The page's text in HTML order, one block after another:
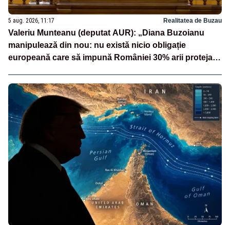
5 aug. 2026, 11:17 Realitatea de Buzau
Valeriu Munteanu (deputat AUR): „Diana Buzoianu
manipulează din nou: nu există nicio obligație
europeană care să impună României 30% arii protejate